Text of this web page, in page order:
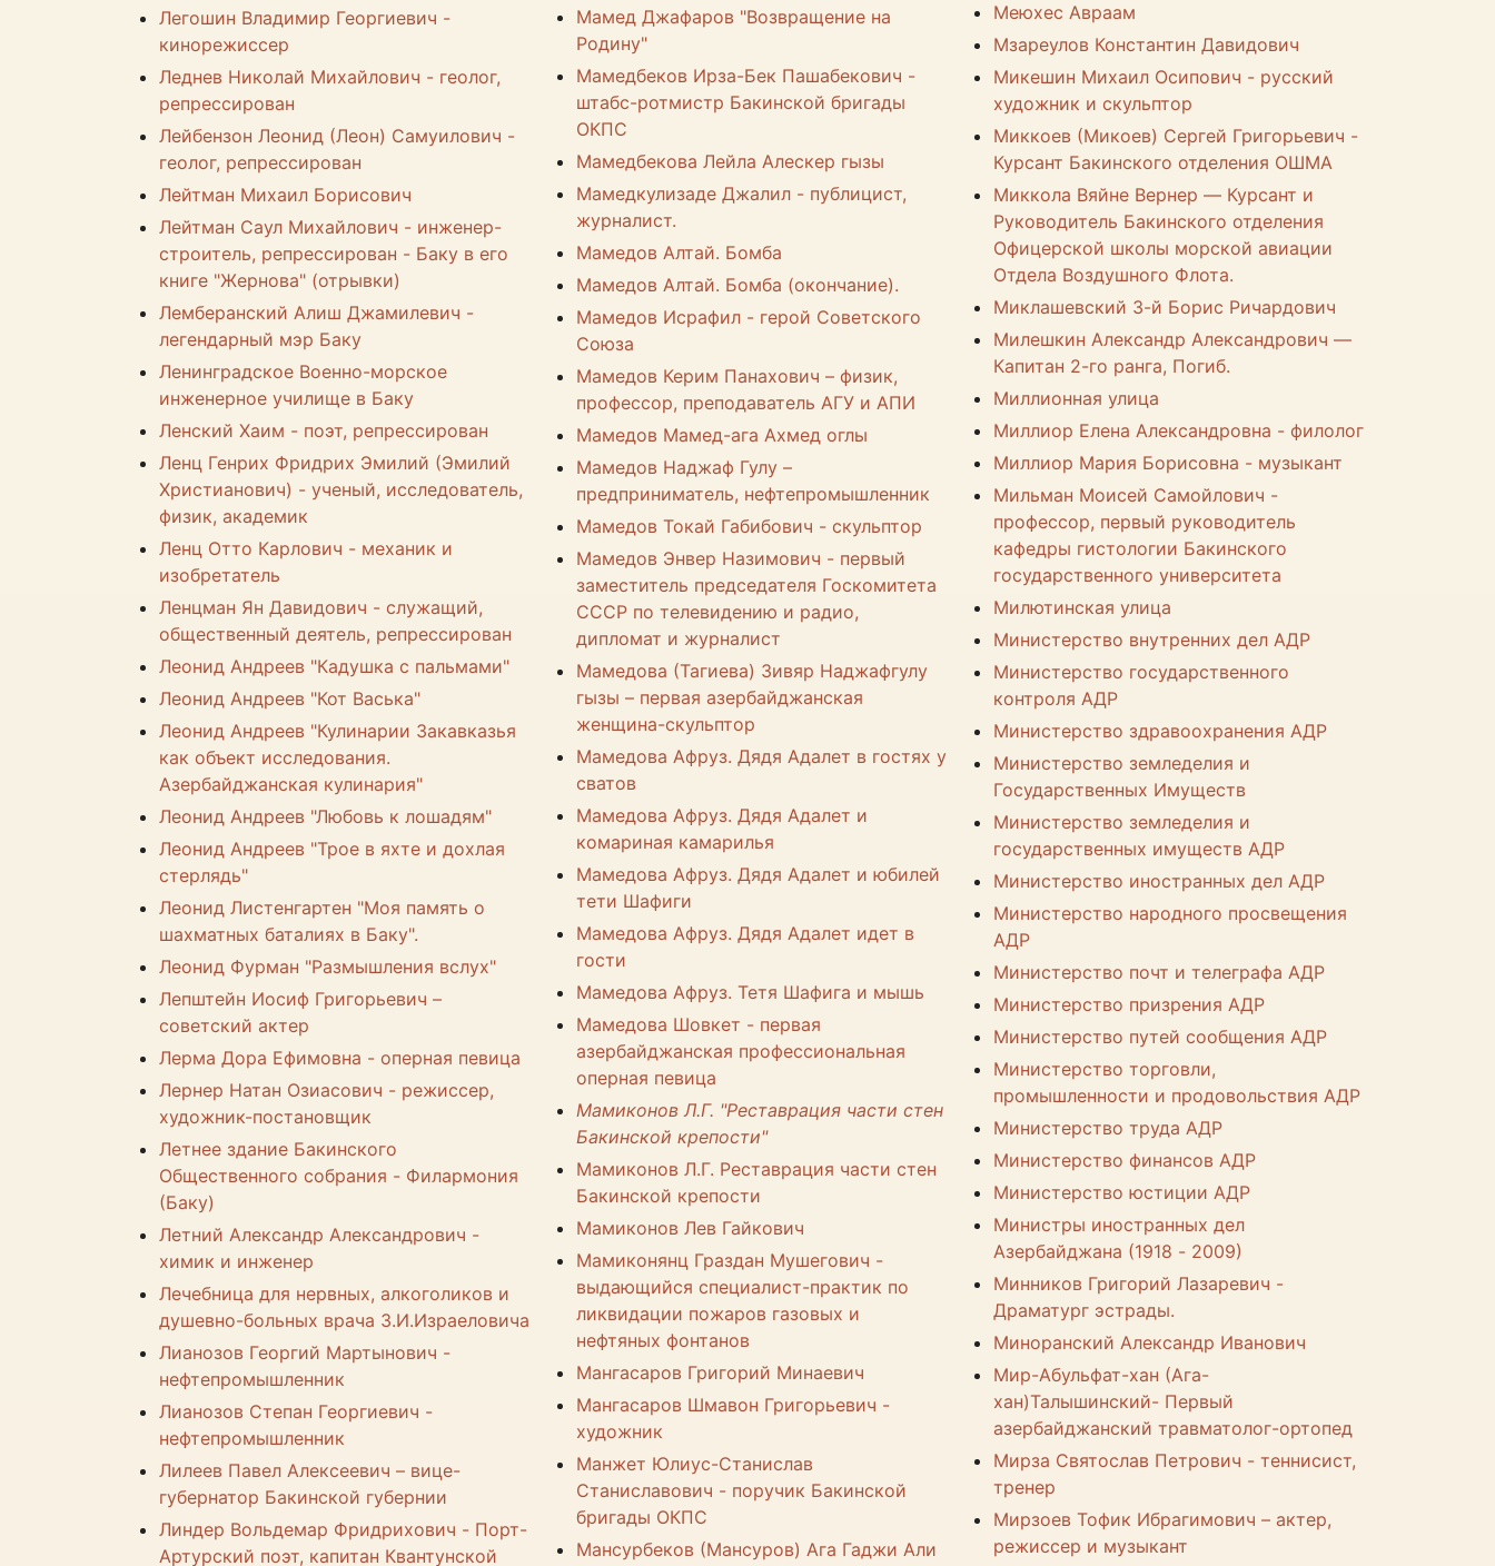
Легошин Владимир Георгиевич -
кинорежиссер
Леднев Николай Михайлович - геолог,
репрессирован
Лейбензон Леонид (Леон) Самуилович -
геолог, репрессирован
Лейтман Михаил Борисович
Лейтман Саул Михайлович - инженер-
строитель, репрессирован - Баку в его
книге "Жернова" (отрывки)
Лемберанский Алиш Джамилевич -
легендарный мэр Баку
Ленинградское Военно-морское
инженерное училище в Баку
Ленский Хаим - поэт, репрессирован
Ленц Генрих Фридрих Эмилий (Эмилий
Христианович) - ученый, исследователь,
физик, академик
Ленц Отто Карлович - механик и
изобретатель
Ленцман Ян Давидович - служащий,
общественный деятель, репрессирован
Леонид Андреев "Кадушка с пальмами"
Леонид Андреев "Кот Васька"
Леонид Андреев "Кулинарии Закавказья
как объект исследования.
Азербайджанская кулинария"
Леонид Андреев "Любовь к лошадям"
Леонид Андреев "Трое в яхте и дохлая
стерлядь"
Леонид Листенгартен "Моя память о
шахматных баталиях в Баку".
Леонид Фурман "Размышления вслух"
Лепштейн Иосиф Григорьевич –
советский актер
Лерма Дора Ефимовна - оперная певица
Лернер Натан Озиасович - режиссер,
художник-постановщик
Летнее здание Бакинского
Общественного собрания - Филармония
(Баку)
Летний Александр Александрович -
химик и инженер
Лечебница для нервных, алкоголиков и
душевно-больных врача З.И.Израеловича
Лианозов Георгий Мартынович -
нефтепромышленник
Лианозов Степан Георгиевич -
нефтепромышленник
Лилеев Павел Алексеевич – вице-
губернатор Бакинской губернии
Линдер Вольдемар Фридрихович - Порт-
Артурский поэт, капитан Квантунской
Мамед Джафаров "Возвращение на
Родину"
Мамедбеков Ирза-Бек Пашабекович -
штабс-ротмистр Бакинской бригады
ОКПС
Мамедбекова Лейла Алескер гызы
Мамедкулизаде Джалил - публицист,
журналист.
Мамедов Алтай. Бомба
Мамедов Алтай. Бомба (окончание).
Мамедов Исрафил - герой Советского
Союза
Мамедов Керим Панахович – физик,
профессор, преподаватель АГУ и АПИ
Мамедов Мамед-ага Ахмед оглы
Мамедов Наджаф Гулу –
предприниматель, нефтепромышленник
Мамедов Токай Габибович - скульптор
Мамедов Энвер Назимович - первый
заместитель председателя Госкомитета
СССР по телевидению и радио,
дипломат и журналист
Мамедова (Тагиева) Зивяр Наджафгулу
гызы – первая азербайджанская
женщина-скульптор
Мамедова Афруз. Дядя Адалет в гостях у
сватов
Мамедова Афруз. Дядя Адалет и
комариная камарилья
Мамедова Афруз. Дядя Адалет и юбилей
тети Шафиги
Мамедова Афруз. Дядя Адалет идет в
гости
Мамедова Афруз. Тетя Шафига и мышь
Мамедова Шовкет - первая
азербайджанская профессиональная
оперная певица
Мамиконов Л.Г. "Реставрация части стен
Бакинской крепости"
Мамиконов Л.Г. Реставрация части стен
Бакинской крепости
Мамиконов Лев Гайкович
Мамиконянц Граздан Мушегович -
выдающийся специалист-практик по
ликвидации пожаров газовых и
нефтяных фонтанов
Мангасаров Григорий Минаевич
Мангасаров Шмавон Григорьевич -
художник
Манжет Юлиус-Станислав
Станиславович - поручик Бакинской
бригады ОКПС
Мансурбеков (Мансуров) Ага Гаджи Али
Меюхес Авраам
Мзареулов Константин Давидович
Микешин Михаил Осипович - русский
художник и скульптор
Миккоев (Микоев) Сергей Григорьевич -
Курсант Бакинского отделения ОШМА
Миккола Вяйне Вернер — Курсант и
Руководитель Бакинского отделения
Офицерской школы морской авиации
Отдела Воздушного Флота.
Миклашевский 3-й Борис Ричардович
Милешкин Александр Александрович —
Капитан 2-го ранга, Погиб.
Миллионная улица
Миллиор Елена Александровна - филолог
Миллиор Мария Борисовна - музыкант
Мильман Моисей Самойлович -
профессор, первый руководитель
кафедры гистологии Бакинского
государственного университета
Милютинская улица
Министерство внутренних дел АДР
Министерство государственного
контроля АДР
Министерство здравоохранения АДР
Министерство земледелия и
Государственных Имуществ
Министерство земледелия и
государственных имуществ АДР
Министерство иностранных дел АДР
Министерство народного просвещения
АДР
Министерство почт и телеграфа АДР
Министерство призрения АДР
Министерство путей сообщения АДР
Министерство торговли,
промышленности и продовольствия АДР
Министерство труда АДР
Министерство финансов АДР
Министерство юстиции АДР
Министры иностранных дел
Азербайджана (1918 - 2009)
Минников Григорий Лазаревич -
Драматург эстрады.
Миноранский Александр Иванович
Мир-Абульфат-хан (Ага-
хан)Талышинский- Первый
азербайджанский травматолог-ортопед
Мирза Святослав Петрович - теннисист,
тренер
Мирзоев Тофик Ибрагимович – актер,
режиссер и музыкант